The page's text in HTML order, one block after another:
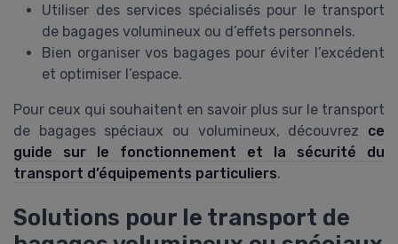
Utiliser des services spécialisés pour le transport
de bagages volumineux ou d’effets personnels.
Bien organiser vos bagages pour éviter l’excédent
et optimiser l’espace.
Pour ceux qui souhaitent en savoir plus sur le transport
de bagages spéciaux ou volumineux, découvrez ce
guide sur le fonctionnement et la sécurité du
transport d’équipements particuliers.
Solutions pour le transport de